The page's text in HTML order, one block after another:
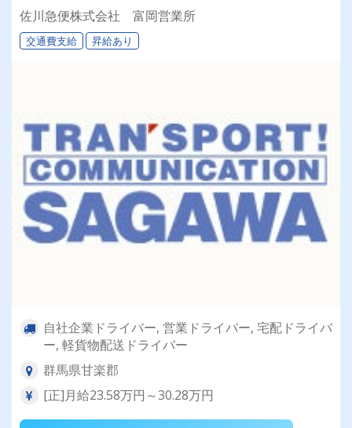
佐川急便株式会社 富岡営業所
交通費支給 昇給あり
自社企業ドライバー, 営業ドライバー, 宅配ドライバ
ー, 軽貨物配送ドライバー
群馬県甘楽郡
[正]月給23.58万円～30.28万円